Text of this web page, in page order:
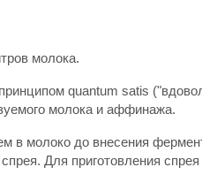
молока.
quantum satis
молока и аффинажа.
в молоко до внесения
Для приготовления